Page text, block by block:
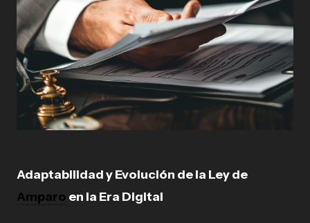
Adaptabilidad y Evolución de la Ley de
Amparo en la Era Digital